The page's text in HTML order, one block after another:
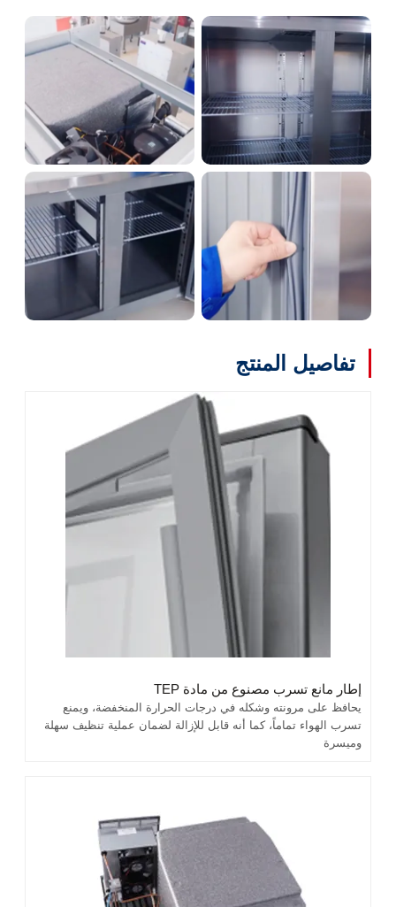
تفاصيل المنتج
إطار مانع تسرب مصنوع من مادة TEP
يحافظ على مرونته وشكله في درجات الحرارة المنخفضة، ويمنع
تسرب الهواء تماماً، كما أنه قابل للإزالة لضمان عملية تنظيف سهلة
وميسرة